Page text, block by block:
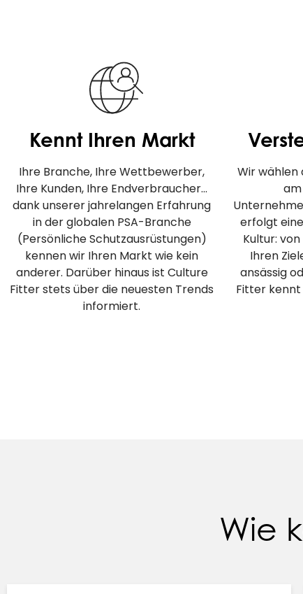
Kennt Ihren Markt
Ihre Branche, Ihre Wettbewerber,
Ihre Kunden, Ihre Endverbraucher...
dank unserer jahrelangen Erfahrung
in der globalen PSA-Branche
(Persönliche Schutzausrüstungen)
kennen wir Ihren Markt wie kein
anderer. Darüber hinaus ist Culture
Fitter stets über die neuesten Trends
informiert.
Wir wählen
erfolgt
Kultur:
Ihren
ansässig
Fitter kennt
Wie